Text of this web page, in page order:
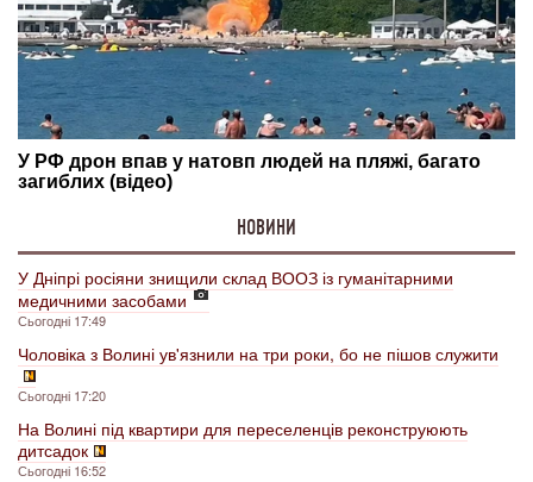
НОВИНИ
У Дніпрі росіяни знищили склад ВООЗ із гуманітарними
медичними засобами
Сьогодні 17:49
Чоловіка з Волині ув'язнили на три роки, бо не пішов служити
Сьогодні 17:20
На Волині під квартири для переселенців реконструюють
дитсадок
Сьогодні 16:52